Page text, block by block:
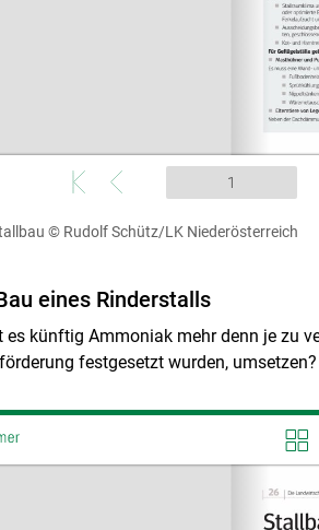
© Rudolf Schütz/LK Niederösterreich
eines Rinderstalls
künftig Ammoniak mehr denn je zu
festgesetzt wurden,